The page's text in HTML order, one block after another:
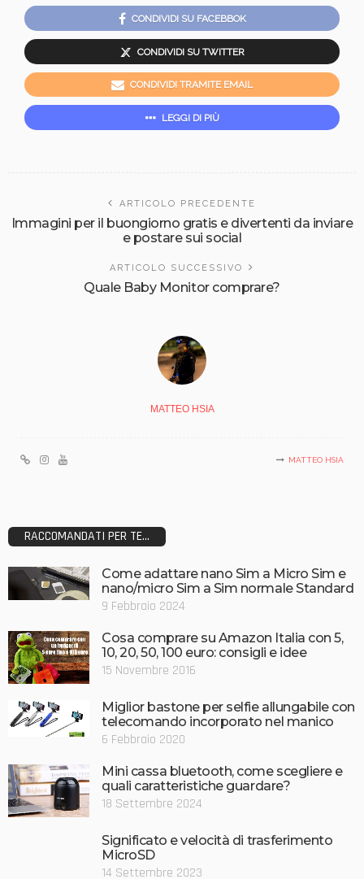
CONDIVIDI SU FACEBBOK
CONDIVIDI SU TWITTER
CONDIVIDI TRAMITE EMAIL
LEGGI DI PIÙ
ARTICOLO PRECEDENTE
Immagini per il buongiorno gratis e divertenti da inviare
e postare sui social
ARTICOLO SUCCESSIVO
Quale Baby Monitor comprare?
MATTEO HSIA
MATTEO HSIA
RACCOMANDATI PER TE...
Come adattare nano Sim a Micro Sim e
nano/micro Sim a Sim normale Standard
9 Febbraio 2024
Cosa comprare su Amazon Italia con 5,
10, 20, 50, 100 euro: consigli e idee
15 Novembre 2016
Miglior bastone per selfie allungabile con
telecomando incorporato nel manico
6 Febbraio 2020
Mini cassa bluetooth, come scegliere e
quali caratteristiche guardare?
18 Settembre 2024
Significato e velocità di trasferimento
MicroSD
14 Settembre 2023